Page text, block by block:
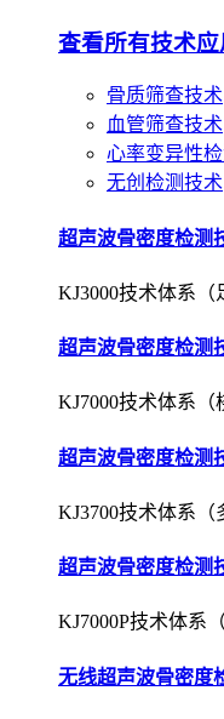
查看所有技术应
骨质筛查技术
血管筛查技术
心率变异性
无创检测技术
超声波骨密度检测
KJ3000技术体系（
超声波骨密度检测
KJ7000技术体系（
超声波骨密度检测
KJ3700技术体系（
超声波骨密度检测
KJ7000P技术体系
无线超声波骨密度